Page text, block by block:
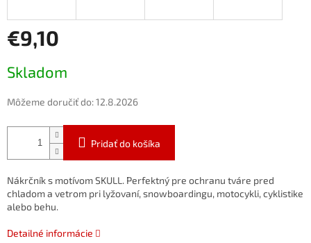
€9,10
cena:
Skladom
Môžeme doručiť do:12.8.2026
Pridať do košíka
Nákrčník s motívom SKULL. Perfektný pre ochranu tváre pred
chladom a vetrom pri lyžovaní, snowboardingu, motocykli, cyklistike
alebo behu.
Detailné informácie